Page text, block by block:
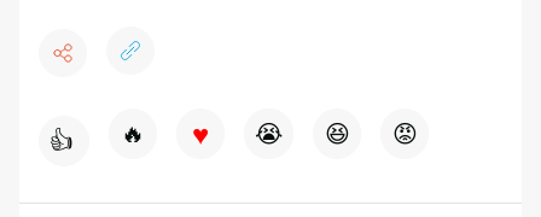
👍 🔥 ♥ 😭 😆 😡